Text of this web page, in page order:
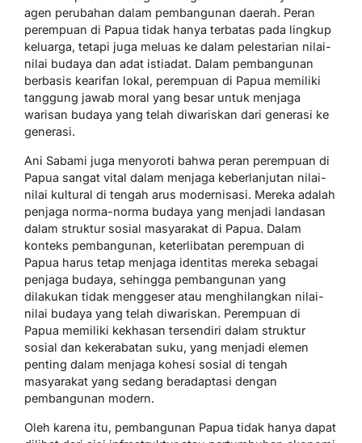
agen perubahan dalam pembangunan daerah. Peran
perempuan di Papua tidak hanya terbatas pada lingkup
keluarga, tetapi juga meluas ke dalam pelestarian nilai-
nilai budaya dan adat istiadat. Dalam pembangunan
berbasis kearifan lokal, perempuan di Papua memiliki
tanggung jawab moral yang besar untuk menjaga
warisan budaya yang telah diwariskan dari generasi ke
generasi.
Ani Sabami juga menyoroti bahwa peran perempuan di
Papua sangat vital dalam menjaga keberlanjutan nilai-
nilai kultural di tengah arus modernisasi. Mereka adalah
penjaga norma-norma budaya yang menjadi landasan
dalam struktur sosial masyarakat di Papua. Dalam
konteks pembangunan, keterlibatan perempuan di
Papua harus tetap menjaga identitas mereka sebagai
penjaga budaya, sehingga pembangunan yang
dilakukan tidak menggeser atau menghilangkan nilai-
nilai budaya yang telah diwariskan. Perempuan di
Papua memiliki kekhasan tersendiri dalam struktur
sosial dan kekerabatan suku, yang menjadi elemen
penting dalam menjaga kohesi sosial di tengah
masyarakat yang sedang beradaptasi dengan
pembangunan modern.
Oleh karena itu, pembangunan Papua tidak hanya dapat